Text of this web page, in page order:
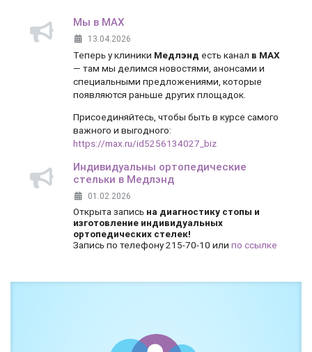
Мы в MAX
13.04.2026
Теперь у клиники Медлэнд есть канал в MAX
— там мы делимся новостями, анонсами и
специальными предложениями, которые
появляются раньше других площадок.
Присоединяйтесь, чтобы быть в курсе самого
важного и выгодного:
https://max.ru/id5256134027_biz
Индивидуальны ортопедические
стельки в Медлэнд
01.02.2026
Открыта запись на диагностику стопы и
изготовление индивидуальных
ортопедических стелек!
Запись по телефону 215-70-10 или по ссылке